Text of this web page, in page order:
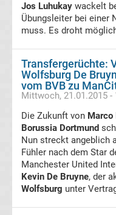
Meldungen
vom
Transfermarkt
Trainerentlassungen
Bundesliga
Porträts
Jos Luhukay wackelt
Übungsleiter bei einer
muss. Es droht
Transfergerüchte:
Wolfsburg De
vom BVB zu
Mittwoch, 21.01.2015 -
Die Zukunft von Marco
Borussia Dortmund
Nun streckt angeblich
Fühler nach dem Star
Manchester United
Kevin De Bruyne, der
Wolfsburg unter